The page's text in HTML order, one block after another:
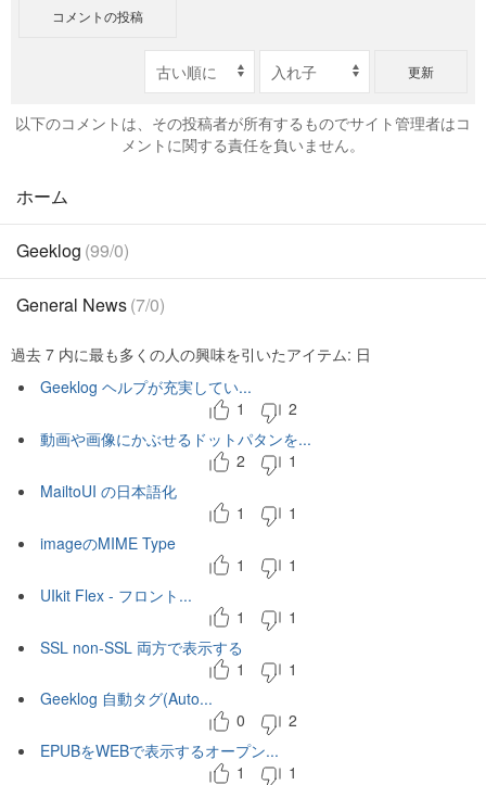
コメントの投稿
更新
以下のコメントは、その投稿者が所有するものでサイト管理者はコ
メントに関する責任を負いません。
ホーム
Geeklog (99/0)
General News(7/0)
過去 7 内に最も多くの人の興味を引いたアイテム: 日
Geeklog ヘルプが充実してい...
1
2
動画や画像にかぶせるドットパタンを...
2
1
MailtoUI の日本語化
1
1
imageのMIME Type
1
1
UIkit Flex - フロント...
1
1
SSL non-SSL 両方で表示する
1
1
Geeklog 自動タグ(Auto...
0
2
EPUBをWEBで表示するオープン...
1
1